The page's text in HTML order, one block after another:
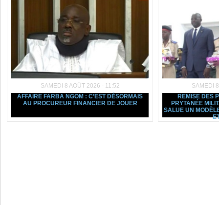
SAMEDI 8 AOÛT 2026 - 11:52
AFFAIRE FARBA NGOM : C’EST DÉSORMAIS
AU PROCUREUR FINANCIER DE JOUER
SAMEDI
REMISE DES
PRYTANÉE
SALUE UN